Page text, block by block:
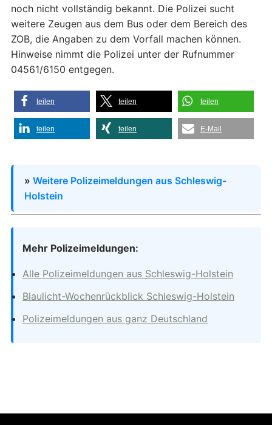
noch nicht vollständig bekannt. Die Polizei sucht
weitere Zeugen aus dem Bus oder dem Bereich des
ZOB, die Angaben zu dem Vorfall machen können.
Hinweise nimmt die Polizei unter der Rufnummer
04561/6150 entgegen.
teilen teilen teilen
teilen teilen E-Mail
» Weitere Polizeimeldungen aus Schleswig-
Holstein
Mehr Polizeimeldungen:
Alle Polizeimeldungen aus Schleswig-Holstein
Blaulicht-Wochenrückblick Schleswig-Holstein
Polizeimeldungen aus ganz Deutschland